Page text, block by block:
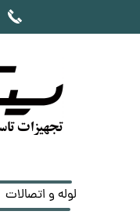
لوله و اتصالات